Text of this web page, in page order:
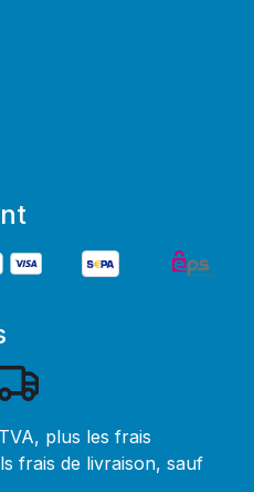
plus les frais
frais de livraison, sauf